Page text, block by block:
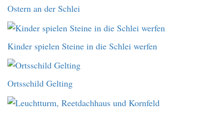
Ostern an der Schlei
Kinder spielen Steine in die Schlei werfen
Ortsschild Gelting